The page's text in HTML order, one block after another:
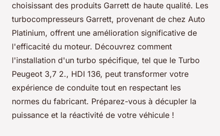
choisissant des produits Garrett de haute qualité. Les
turbocompresseurs Garrett, provenant de chez Auto
Platinium, offrent une amélioration significative de
l'efficacité du moteur. Découvrez comment
l'installation d'un turbo spécifique, tel que le Turbo
Peugeot 3,7 2., HDI 136, peut transformer votre
expérience de conduite tout en respectant les
normes du fabricant. Préparez-vous à décupler la
puissance et la réactivité de votre véhicule !